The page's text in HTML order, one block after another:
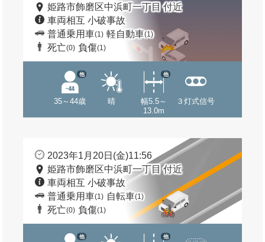
姫路市飾磨区中浜町一丁目 付近
車両相互 小破事故
普通乗用車(1) 軽自動車(1)
死亡(0) 負傷(1)
35～44歳
他
晴
幅5.5～
13.0m
他
３灯式信号
2023年1月20日(金)11:56
姫路市飾磨区中浜町一丁目 付近
車両相互 小破事故
普通乗用車(1) 自転車(1)
死亡(0) 負傷(1)
他 他